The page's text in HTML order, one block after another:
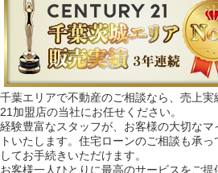
千葉エリアで不動産のご相談なら、売上
21加盟店の当社にお任せください。
経験豊富なスタッフが、お客様の大切な
トいたします。住宅ローンのご相談も承
してお手続きいただけます。
お客様一人ひとりに最高のサービスをご